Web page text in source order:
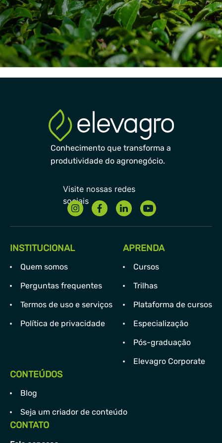
Conhecimento que transforma a
produtividade do agronegócio.
INSTITUCIONAL
Quem somos
Perguntas frequentes
Termos de uso e serviços
Política de privacidade
APRENDA
Cursos
Trilhas
Plataforma de cursos
Especialização
Pós-graduação
Elevagro Corporate
CONTEÚDOS
Blog
Seja um criador de conteúdo
CONTATO